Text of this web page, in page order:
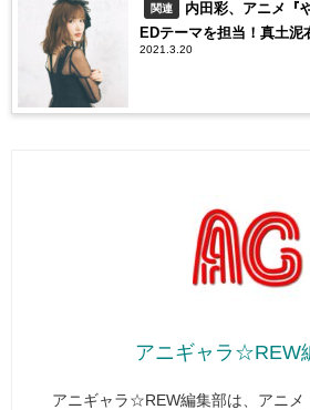
関連
内田彩、アニメ『
EDテーマを担当！真土泥
レーションも
2021.3.20
アニギャラ☆REW
アニギャラ☆REW編集部は、アニメ